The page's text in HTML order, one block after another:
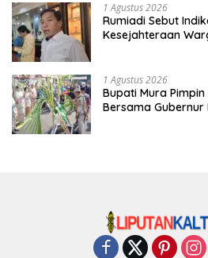
1 Agustus 2026
Rumiadi Sebut
Kesejahteraan
1 Agustus 2026
Bupati Mura
Bersama Gubernur